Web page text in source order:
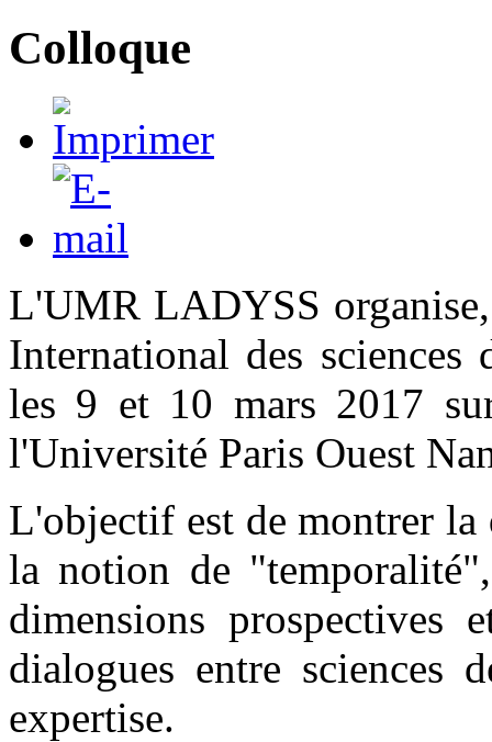
Colloque
L'UMR LADYSS
International des
les 9 et 10 mars 2017
l'Université Paris Ouest
L'objectif est de montrer la
la notion de
dimensions prospectives
dialogues entre sciences
expertise.